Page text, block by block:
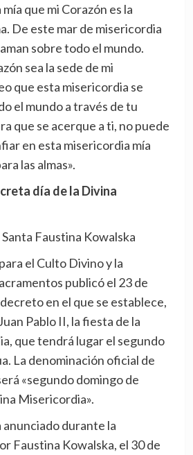
que mi Corazón es la
De este mar de misericordia
sobre todo el mundo.
sea la sede de mi
que esta misericordia se
el mundo a través de tu
que se acerque a ti, no puede
en esta misericordia mía
las almas».
día de la Divina
Faustina Kowalska
el Culto Divino y la
publicó el 23 de
en el que se establece,
Pablo II, la fiesta de la
que tendrá lugar el segundo
La denominación oficial de
«segundo domingo de
Misericordia».
anunciado durante la
Faustina Kowalska, el 30 de